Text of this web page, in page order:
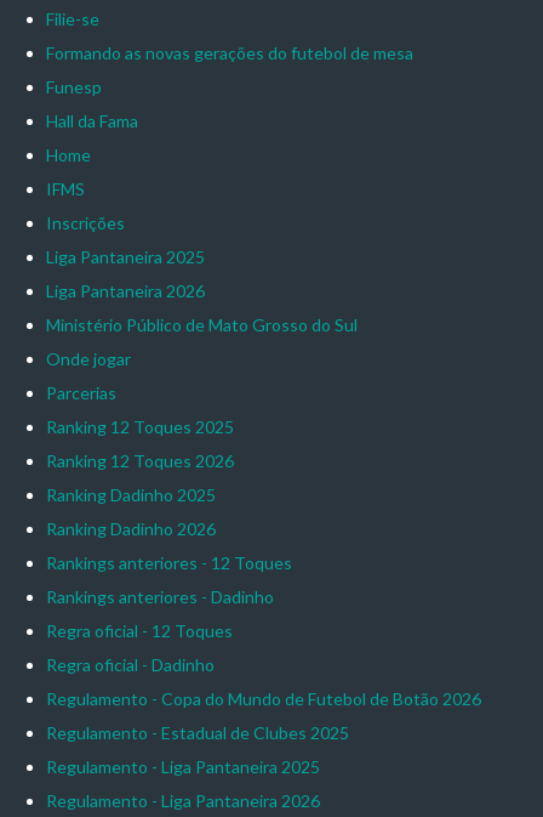
Filie-se
Formando as novas gerações do futebol de mesa
Funesp
Hall da Fama
Home
IFMS
Inscrições
Liga Pantaneira 2025
Liga Pantaneira 2026
Ministério Público de Mato Grosso do Sul
Onde jogar
Parcerias
Ranking 12 Toques 2025
Ranking 12 Toques 2026
Ranking Dadinho 2025
Ranking Dadinho 2026
Rankings anteriores - 12 Toques
Rankings anteriores - Dadinho
Regra oficial - 12 Toques
Regra oficial - Dadinho
Regulamento - Copa do Mundo de Futebol de Botão 2026
Regulamento - Estadual de Clubes 2025
Regulamento - Liga Pantaneira 2025
Regulamento - Liga Pantaneira 2026